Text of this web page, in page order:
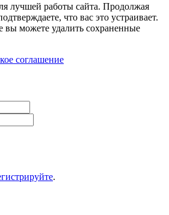
лучшей работы сайта. Продолжая
что вас это устраивает.
вы можете удалить сохраненные
соглашение
.